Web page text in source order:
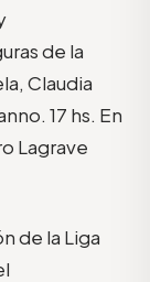
de la
Claudia
17 hs. En
Lagrave
de la Liga